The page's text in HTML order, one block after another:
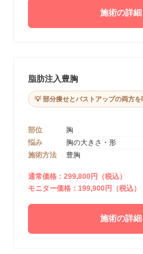
施術の詳
脂肪注入豊胸
💡 部分痩せとバストアップの両方
部位
胸
悩み
胸の大きさ・形
施術方法
豊胸
通常価格：299,800円（税込）
モニター価格：199,900円（税込）
施術の詳